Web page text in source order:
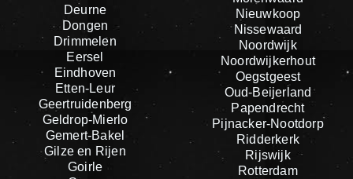
Deurne
Dongen
Drimmelen
Eersel
Eindhoven
Etten-Leur
Geertruidenberg
Geldrop-Mierlo
Gemert-Bakel
Gilze en Rijen
Goirle
Nieuwkoop
Nissewaard
Noordwijk
Noordwijkerhout
Oegstgeest
Oud-Beijerland
Papendrecht
Pijnacker-Nootdorp
Ridderkerk
Rijswijk
Rotterdam